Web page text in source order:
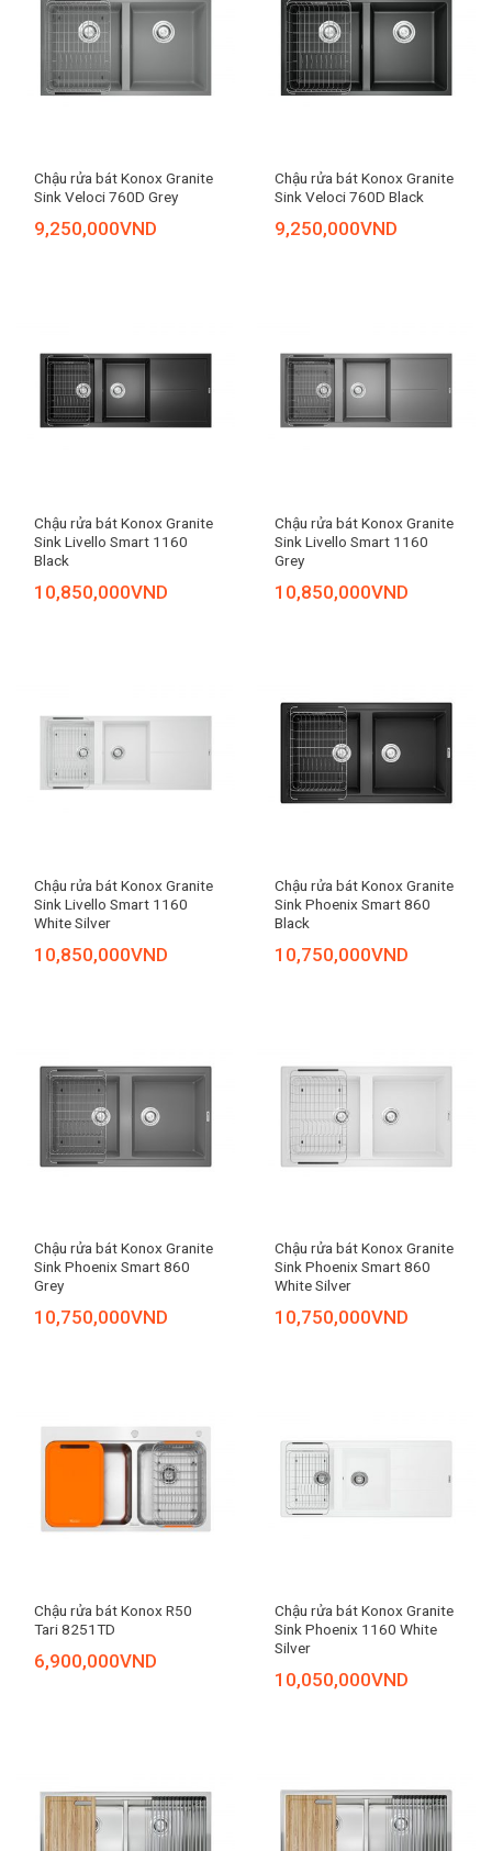
Chậu rửa bát Konox Granite
Sink Veloci 760D Grey
9,250,000VND
Chậu rửa bát Konox Granite
Sink Veloci 760D Black
9,250,000VND
Chậu rửa bát Konox Granite
Sink Livello Smart 1160
Black
10,850,000VND
Chậu rửa bát Konox Granite
Sink Livello Smart 1160
Grey
10,850,000VND
Chậu rửa bát Konox Granite
Sink Livello Smart 1160
White Silver
10,850,000VND
Chậu rửa bát Konox Granite
Sink Phoenix Smart 860
Black
10,750,000VND
Chậu rửa bát Konox Granite
Sink Phoenix Smart 860
Grey
10,750,000VND
Chậu rửa bát Konox Granite
Sink Phoenix Smart 860
White Silver
10,750,000VND
Chậu rửa bát Konox R50
Tari 8251TD
6,900,000VND
Chậu rửa bát Konox Granite
Sink Phoenix 1160 White
Silver
10,050,000VND